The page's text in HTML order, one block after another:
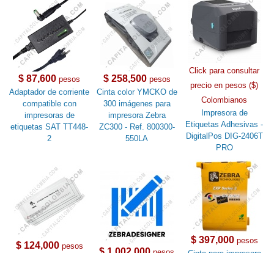
$ 87,600 pesos
Adaptador de corriente
compatible con
impresoras de
etiquetas SAT TT448-
2
$ 258,500pesos
Cinta color YMCKO de
300 imágenes para
impresora Zebra
ZC300 - Ref. 800300-
550LA
Click para consultar
precio en pesos ($)
Colombianos
Impresora de
Etiquetas Adhesivas -
DigitalPos DIG-2406T
PRO
$ 124,000pesos
$ 397,000pesos